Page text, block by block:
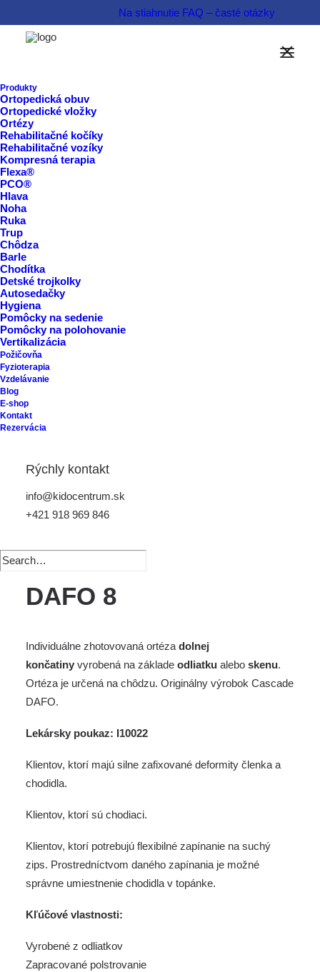
Na stiahnutie FAQ – časté otázky
Produkty
Ortopedická obuv
Ortopedické vložky
Ortézy
Rehabilitačné kočíky
Rehabilitačné vozíky
Kompresná terapia
Flexa®
PCO®
Hlava
Noha
Ruka
Trup
Chôdza
Barle
Chodítka
Detské trojkolky
Autosedačky
Hygiena
Pomôcky na sedenie
Pomôcky na polohovanie
Vertikalizácia
Požičovňa
Fyzioterapia
Vzdelávanie
Blog
E-shop
Kontakt
Rezervácia
Rýchly kontakt
info@kidocentrum.sk
+421 918 969 846
DAFO 8
Individuálne zhotovovaná ortéza dolnej
končatiny vyrobená na základe odliatku alebo skenu.
Ortéza je určená na chôdzu. Originálny výrobok Cascade
DAFO.
Lekársky poukaz: I10022
Klientov, ktorí majú silne zafixované deformity členka a
chodidla.
Klientov, ktorí sú chodiaci.
Klientov, ktorí potrebujú flexibilné zapínanie na suchý
zips. Prostredníctvom daného zapínania je možné
správne umiestnenie chodidla v topánke.
Kľúčové vlastnosti:
Vyrobené z odliatkov
Zapracované polstrovanie